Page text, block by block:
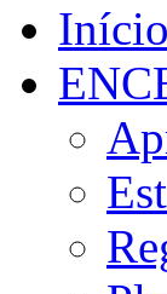
Início